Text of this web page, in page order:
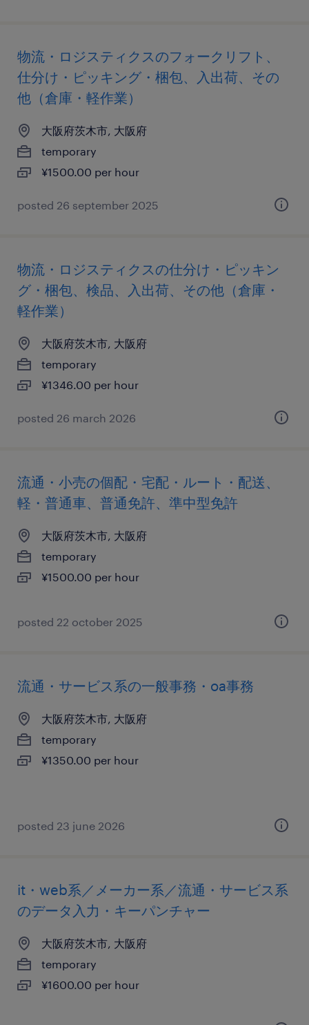
物流・ロジスティクスのフォークリフト、
仕分け・ピッキング・梱包、入出荷、その
他（倉庫・軽作業）
大阪府茨木市, 大阪府
temporary
¥1500.00 per hour
posted 26 september 2025
物流・ロジスティクスの仕分け・ピッキン
グ・梱包、検品、入出荷、その他（倉庫・
軽作業）
大阪府茨木市, 大阪府
temporary
¥1346.00 per hour
posted 26 march 2026
流通・小売の個配・宅配・ルート・配送、
軽・普通車、普通免許、準中型免許
大阪府茨木市, 大阪府
temporary
¥1500.00 per hour
posted 22 october 2025
流通・サービス系の一般事務・oa事務
大阪府茨木市, 大阪府
temporary
¥1350.00 per hour
posted 23 june 2026
it・web系／メーカー系／流通・サービス系
のデータ入力・キーパンチャー
大阪府茨木市, 大阪府
temporary
¥1600.00 per hour